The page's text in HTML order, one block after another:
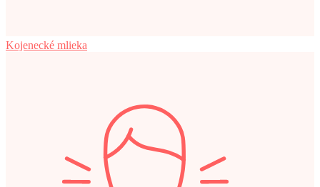
Kojenecké mlieka